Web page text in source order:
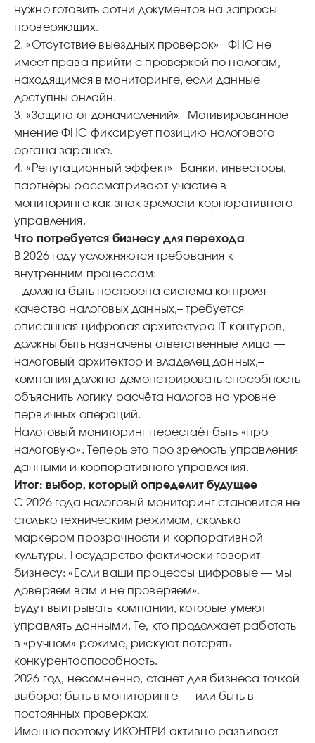
нужно готовить сотни документов на запросы
проверяющих.
2. «Отсутствие выездных проверок» ФНС не
имеет права прийти с проверкой по налогам,
находящимся в мониторинге, если данные
доступны онлайн.
3. «Защита от доначислений» Мотивированное
мнение ФНС фиксирует позицию налогового
органа заранее.
4. «Репутационный эффект» Банки, инвесторы,
партнёры рассматривают участие в
мониторинге как знак зрелости корпоративного
управления.
Что потребуется бизнесу для перехода
В 2026 году усложняются требования к
внутренним процессам:
– должна быть построена система контроля
качества налоговых данных,– требуется
описанная цифровая архитектура IT‑контуров,–
должны быть назначены ответственные лица —
налоговый архитектор и владелец данных,–
компания должна демонстрировать способность
объяснить логику расчёта налогов на уровне
первичных операций.
Налоговый мониторинг перестаёт быть «про
налоговую». Теперь это про зрелость управления
данными и корпоративного управления.
Итог: выбор, который определит будущее
С 2026 года налоговый мониторинг становится не
столько техническим режимом, сколько
маркером прозрачности и корпоративной
культуры. Государство фактически говорит
бизнесу: «Если ваши процессы цифровые — мы
доверяем вам и не проверяем».
Будут выигрывать компании, которые умеют
управлять данными. Те, кто продолжает работать
в «ручном» режиме, рискуют потерять
конкурентоспособность.
2026 год, несомненно, станет для бизнеса точкой
выбора: быть в мониторинге — или быть в
постоянных проверках.
Именно поэтому ИКОНТРИ активно развивает